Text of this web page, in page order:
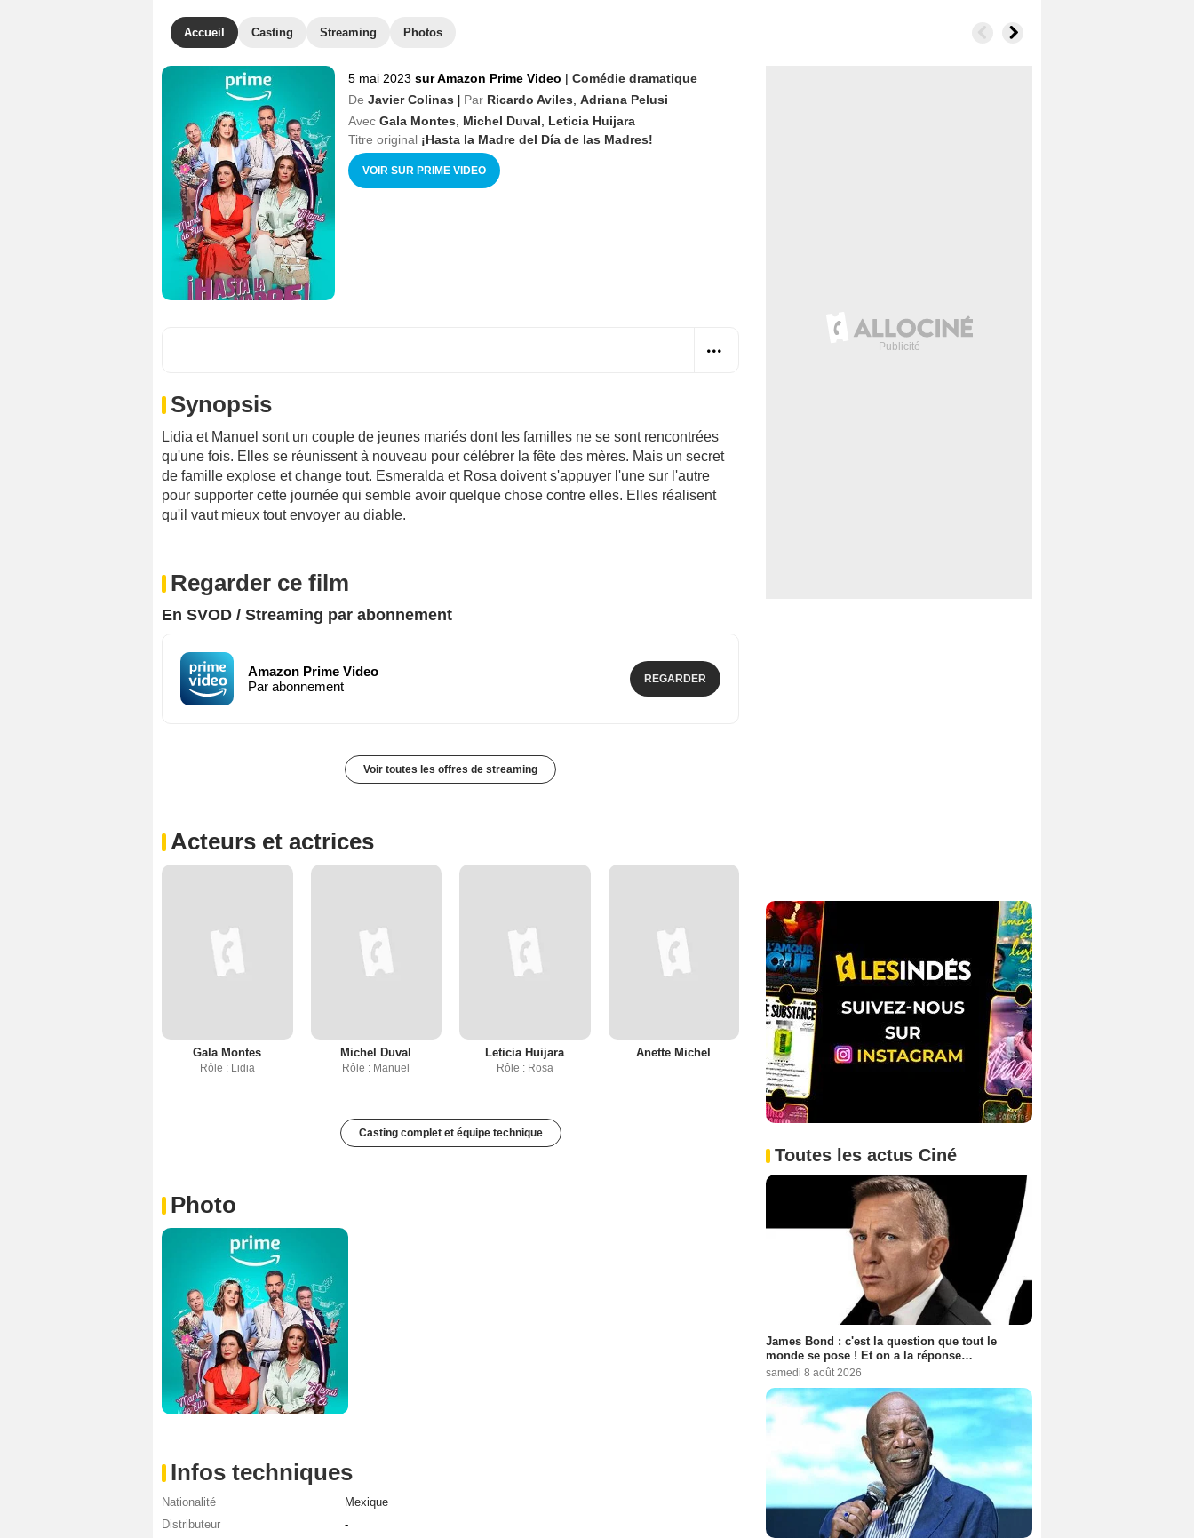
Accueil Casting Streaming Photos
5 mai 2023 sur Amazon Prime Video | Comédie dramatique
De Javier Colinas Par Ricardo Aviles Adriana Pelusi
Avec Gala Montes Michel Duval
Leticia Huijara
Titre original ¡Hasta la Madre del Día de las Madres!
VOIR SUR PRIME VIDEO
Synopsis
Lidia et Manuel sont un couple de jeunes mariés dont les familles ne se sont rencontrées
qu'une fois. Elles se réunissent à nouveau pour célébrer la fête des mères. Mais un secret
de famille explose et change tout. Esmeralda et Rosa doivent s'appuyer l'une sur l'autre
pour supporter cette journée qui semble avoir quelque chose contre elles. Elles réalisent
qu'il vaut mieux tout envoyer au diable.
Regarder ce film
En SVOD / Streaming par abonnement
Amazon Prime Video
Par abonnement
REGARDER
Voir toutes les offres de streaming
Acteurs et actrices
Gala Montes
Rôle : Lidia
Michel Duval
Rôle : Manuel
Leticia Huijara
Rôle : Rosa
Anette Michel
Casting complet et équipe technique
Photo
Infos techniques
Nationalité
Mexique
Distributeur
-
Toutes les actus Ciné
James Bond : c'est la question que tout le
monde se pose ! Et on a la réponse…
samedi 8 août 2026